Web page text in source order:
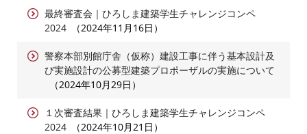
最終審査会｜ひろしま建築学生チャレンジコンペ
2024
2024年11月16日
警察本部別館庁舎（仮称）建設工事に伴う基本設計及
び実施設計の公募型建築プロポーザルの実施について
2024年10月29日
１次審査結果｜ひろしま建築学生チャレンジコンペ
2024
2024年10月21日